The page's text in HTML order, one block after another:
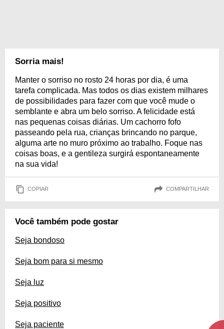
Sorria mais!
Manter o sorriso no rosto 24 horas por dia, é uma
tarefa complicada. Mas todos os dias existem milhares
de possibilidades para fazer com que você mude o
semblante e abra um belo sorriso. A felicidade está
nas pequenas coisas diárias. Um cachorro fofo
passeando pela rua, crianças brincando no parque,
alguma arte no muro próximo ao trabalho. Foque nas
coisas boas, e a gentileza surgirá espontaneamente
na sua vida!
COPIAR COMPARTILHAR
Você também pode gostar
Seja bondoso
Seja bom para si mesmo
Seja luz
Seja positivo
Seja paciente